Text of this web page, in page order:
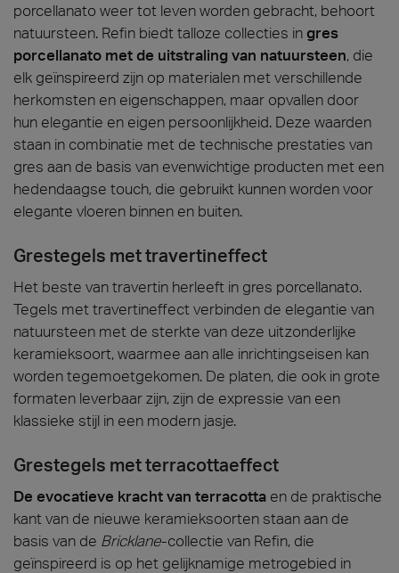
porcellanato weer tot leven worden gebracht, behoort
natuursteen. Refin biedt talloze collecties in gres
porcellanato met de uitstraling van natuursteen, die
elk geïnspireerd zijn op materialen met verschillende
herkomsten en eigenschappen, maar opvallen door
hun elegantie en eigen persoonlijkheid. Deze waarden
staan in combinatie met de technische prestaties van
gres aan de basis van evenwichtige producten met een
hedendaagse touch, die gebruikt kunnen worden voor
elegante vloeren binnen en buiten.
Grestegels met travertineffect
Het beste van travertin herleeft in gres porcellanato.
Tegels met travertineffect verbinden de elegantie van
natuursteen met de sterkte van deze uitzonderlijke
keramieksoort, waarmee aan alle inrichtingseisen kan
worden tegemoetgekomen. De platen, die ook in grote
formaten leverbaar zijn, zijn de expressie van een
klassieke stijl in een modern jasje.
Grestegels met terracottaeffect
De evocatieve kracht van terracotta en de praktische
kant van de nieuwe keramieksoorten staan aan de
basis van de Bricklane-collectie van Refin, die
geïnspireerd is op het gelijknamige metrogebied in